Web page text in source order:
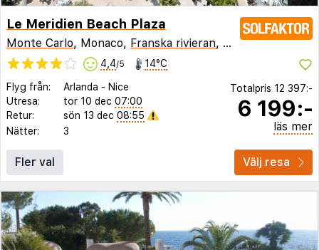
Le Meridien Beach Plaza
Monte Carlo, Monaco, Franska rivieran, Frankrike
4,4/5 14°C
Flyg från: Arlanda - Nice
Utresa:
tor 10 dec 07:00
Retur:
sön 13 dec 08:55
Nätter:
3
Totalpris 12 397:-
6 199:-
läs mer
Fler val Välj resa